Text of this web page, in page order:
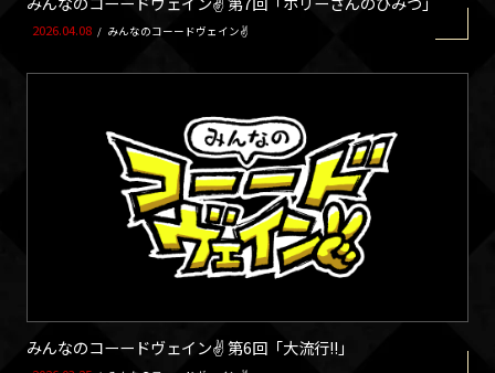
2026.04.08 / みんなのコーードヴェイン✌
みんなのコーードヴェイン✌ 第6回「大流行!!」